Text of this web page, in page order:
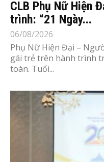
CLB Phụ Nữ Hiện
trình: “21 Ngày...
06/08/2026
Phụ Nữ Hiện Đại –
gái trẻ trên hành trình
toàn. Tuổi...